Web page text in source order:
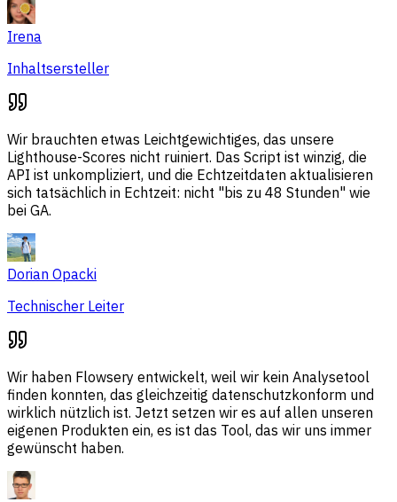
Irena
Inhaltsersteller
Wir brauchten etwas Leichtgewichtiges, das unsere
Lighthouse-Scores nicht ruiniert. Das Script ist winzig, die
API ist unkompliziert, und die Echtzeitdaten aktualisieren
sich tatsächlich in Echtzeit: nicht "bis zu 48 Stunden" wie
bei GA.
Dorian Opacki
Technischer Leiter
Wir haben Flowsery entwickelt, weil wir kein Analysetool
finden konnten, das gleichzeitig datenschutzkonform und
wirklich nützlich ist. Jetzt setzen wir es auf allen unseren
eigenen Produkten ein, es ist das Tool, das wir uns immer
gewünscht haben.